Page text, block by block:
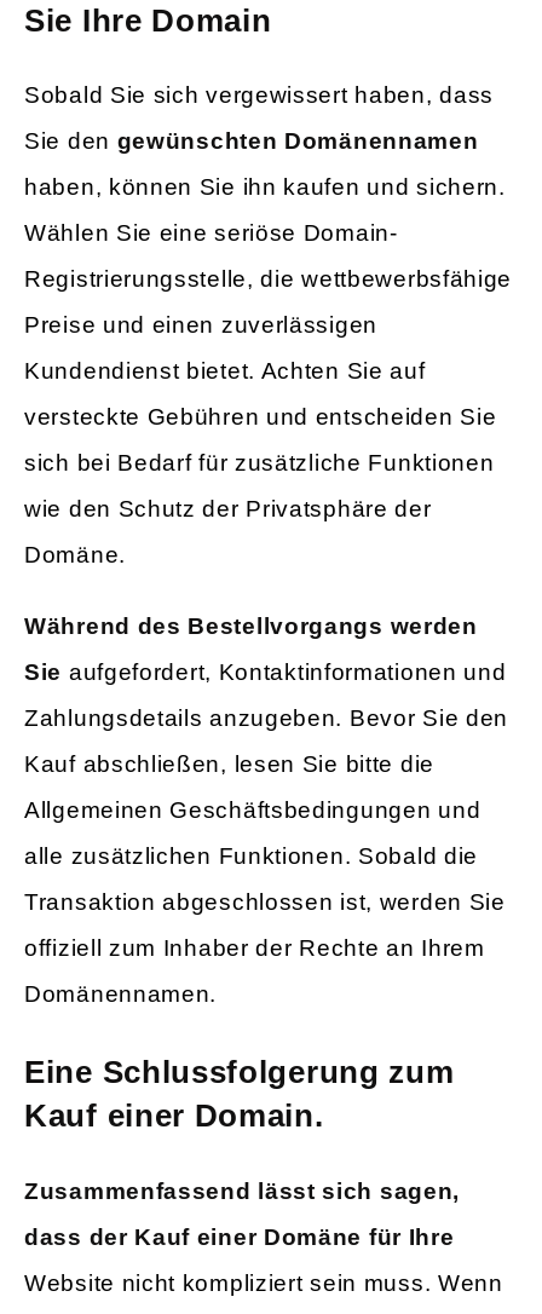
Sie Ihre Domain
Sobald Sie sich vergewissert haben, dass
Sie den gewünschten Domänennamen
haben, können Sie ihn kaufen und sichern.
Wählen Sie eine seriöse Domain-
Registrierungsstelle, die wettbewerbsfähige
Preise und einen zuverlässigen
Kundendienst bietet. Achten Sie auf
versteckte Gebühren und entscheiden Sie
sich bei Bedarf für zusätzliche Funktionen
wie den Schutz der Privatsphäre der
Domäne.
Während des Bestellvorgangs werden
Sie aufgefordert, Kontaktinformationen und
Zahlungsdetails anzugeben. Bevor Sie den
Kauf abschließen, lesen Sie bitte die
Allgemeinen Geschäftsbedingungen und
alle zusätzlichen Funktionen. Sobald die
Transaktion abgeschlossen ist, werden Sie
offiziell zum Inhaber der Rechte an Ihrem
Domänennamen.
Eine Schlussfolgerung zum
Kauf einer Domain.
Zusammenfassend lässt sich sagen,
dass der Kauf einer Domäne für Ihre
Website nicht kompliziert sein muss. Wenn